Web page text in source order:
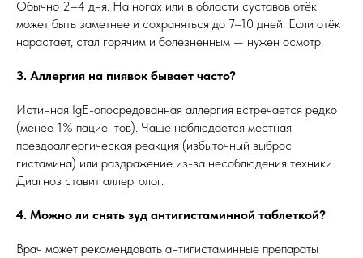
Обычно 2–4 дня. На ногах или в области суставов отёк
может быть заметнее и сохраняться до 7–10 дней. Если отёк
нарастает, стал горячим и болезненным — нужен осмотр.
3. Аллергия на пиявок бывает часто?
Истинная IgE-опосредованная аллергия встречается редко
(менее 1% пациентов). Чаще наблюдается местная
псевдоаллергическая реакция (избыточный выброс
гистамина) или раздражение из-за несоблюдения техники.
Диагноз ставит аллерголог.
4. Можно ли снять зуд антигистаминной таблеткой?
Врач может рекомендовать антигистаминные препараты